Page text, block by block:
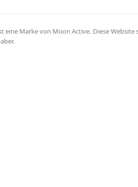
eine Marke von Moon Active. Diese